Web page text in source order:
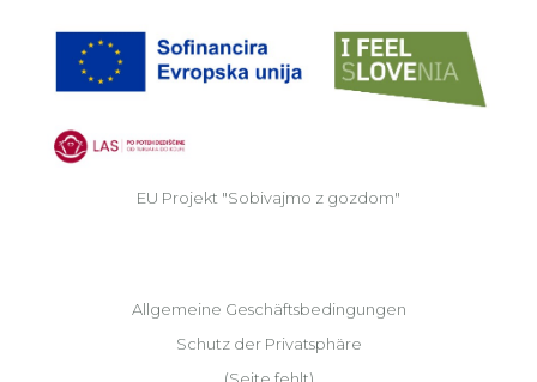
EU Projekt "Sobivajmo z gozdom"
Allgemeine Geschäftsbedingungen
Schutz der Privatsphäre